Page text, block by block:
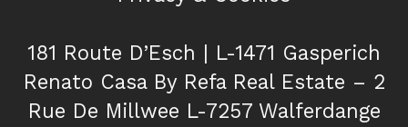
181 Route D’Esch | L-1471 Gasperich
Renato Casa By Refa Real Estate – 2
Rue De Millwee L-7257 Walferdange